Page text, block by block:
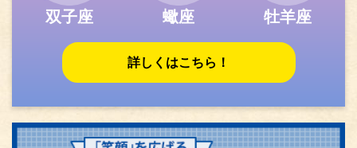
双子座 蠍座 牡羊座
詳しくはこちら！